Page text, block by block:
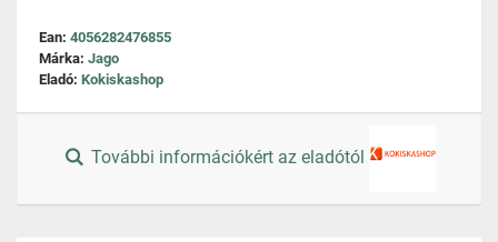
Ean: 4056282476855
Márka: Jago
Eladó: Kokiskashop
További információkért az eladótól